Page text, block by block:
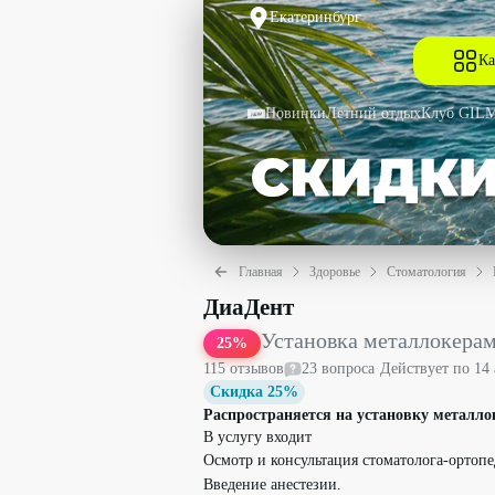
Екатеринбург
НовинкиЛетний отдыхКлуб
Главная Здоровье Стоматология
Установка металлокерамической
ДиаДент
25% Установка
115отзывов 23 вопроса·Действует по 14
Скидка 25%
Распространяется на установку
В услугу входит
Осмотр и консультация стоматолога-
Введение анестезии.